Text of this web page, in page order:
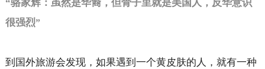
“骆家辉：虽然是华裔，但骨子里就是美国人，反华意识
很强烈”
到国外旅游会发现，如果遇到一个黄皮肤的人，就有一种